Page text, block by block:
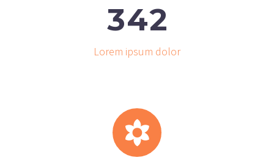
342
Lorem ipsum dolor

